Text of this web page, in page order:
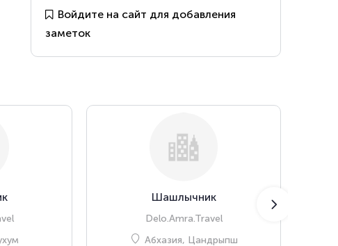
Войдите на сайт для добавления
заметок
Шашлычник
Delo.Amra.Travel
Абхазия, Цандрыпш